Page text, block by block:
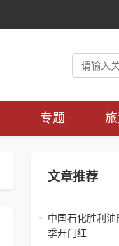
专题
文章推荐
中国石化胜利
季开门红